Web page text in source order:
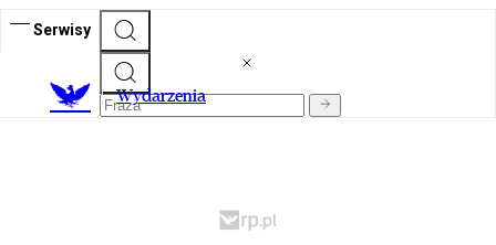
Serwisy
Wydarzenia